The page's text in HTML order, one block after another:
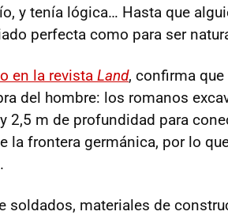
y tenía lógica… Hasta que
perfecta como para ser
en la revista Land, confirma
del hombre: los romanos
2,5 m de profundidad para
la frontera germánica, por lo
soldados, materiales de